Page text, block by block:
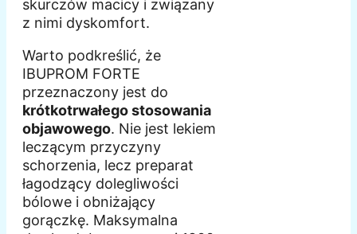
skurczów macicy i związany
z nimi dyskomfort.
Warto podkreślić, że
IBUPROM FORTE
przeznaczony jest do
krótkotrwałego stosowania
objawowego. Nie jest lekiem
leczącym przyczyny
schorzenia, lecz preparat
łagodzący dolegliwości
bólowe i obniżający
gorączkę. Maksymalna